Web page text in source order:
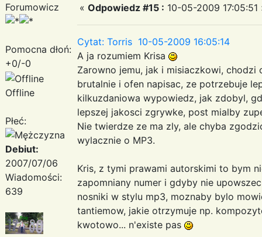
Forumowicz
Pomocna dłoń:
+0/-0
Offline
Płeć:
Debiut:
2007/07/06
Wiadomości:
639
« Odpowiedz #15 : 10-05-2009 17:05:51
Cytat: Torris 10-05-2009 16:05:14
A ja rozumiem Krisa
Zarowno jemu, jak i misiaczkowi,
brutalnie i ofen napisac, ze potrzebuje
kilkuzdaniowa wypowiedz, jak zdobyl,
lepszej jakosci zgrywke, post mialby
Nie twierdze ze ma zly, ale chyba
wylacznie o MP3.
Kris, z tymi prawami autorskimi to bym
zapomniany numer i gdyby nie
nosniki w stylu mp3, moznaby bylo
tantiemow, jakie otrzymuje np.
kwotowo... n'existe pas